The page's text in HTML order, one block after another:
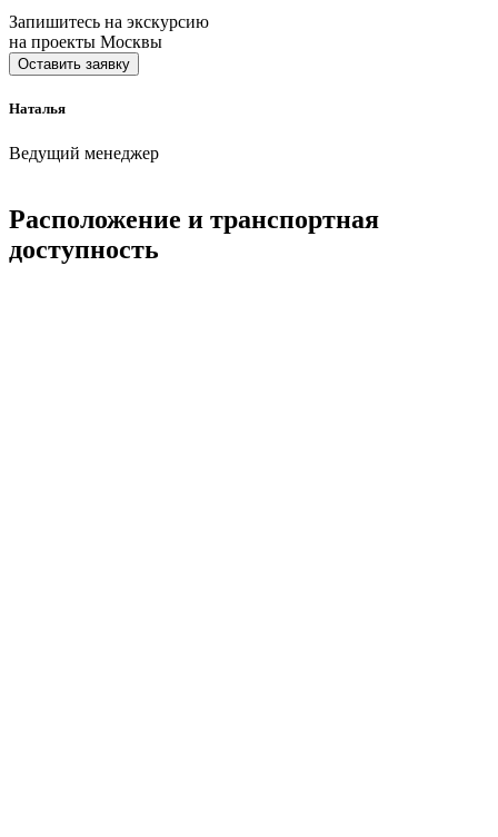
Запишитесь на экскурсию
на проекты Москвы
Оставить заявку
Наталья
Ведущий менеджер
Расположение и транспортная
доступность